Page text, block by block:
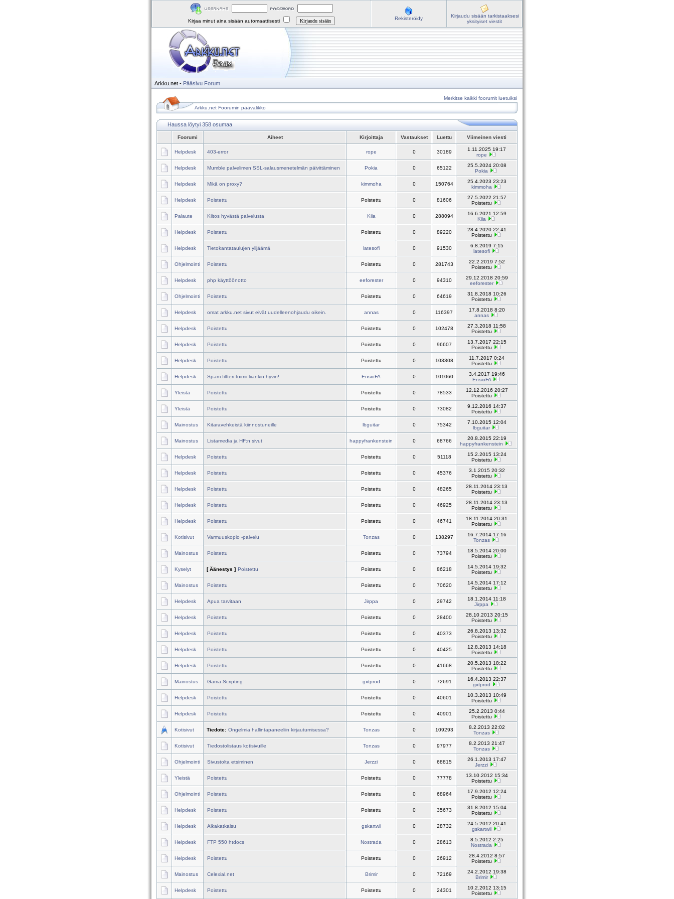
Kirjaa minut aina sisään automaattisesti Rekisteröidy
Kirjaudu sisään tarkistaaksesi
yksityiset viestit
Arkku.net - Pääsivu Forum
Merkitse kaikki foorumit luetuiksi
Arkku.net Foorumin päävalikko
Haussa löytyi 358 osumaa
Foorumi Aiheet Kirjoittaja Vastaukset Luettu Viimeinen viesti
Helpdesk 403-error rope 0 30189
1.11.2025 19:17
rope
Helpdesk Mumble palvelimen SSL-salausmenetelmän päivittäminen Pokia 0 65122
25.5.2024 20:08
Pokia
Helpdesk Mikä on proxy? kimmoha 0 150764
25.4.2023 23:23
kimmoha
Helpdesk Poistettu Poistettu 0 81606
27.5.2022 21:57
Poistettu
Palaute Kiitos hyvästä palvelusta Kiia 0 288094
16.6.2021 12:59
Kiia
Helpdesk Poistettu Poistettu 0 89220
28.4.2020 22:41
Poistettu
Helpdesk Tietokantataulujen ylijäämä latesofi 0 91530
6.8.2019 7:15
latesofi
Ohjelmointi Poistettu Poistettu 0 281743
22.2.2019 7:52
Poistettu
Helpdesk php käyttöönotto eeforester 0 94310
29.12.2018 20:59
eeforester
Ohjelmointi Poistettu Poistettu 0 64619
31.8.2018 10:26
Poistettu
Helpdesk omat arkku.net sivut eivät uudelleenohjaudu oikein. annas 0 116397
17.8.2018 8:20
annas
Helpdesk Poistettu Poistettu 0 102478
27.3.2018 11:58
Poistettu
Helpdesk Poistettu Poistettu 0 96607
13.7.2017 22:15
Poistettu
Helpdesk Poistettu Poistettu 0 103308
11.7.2017 0:24
Poistettu
Helpdesk Spam filtteri toimii liiankin hyvin! EnsioFA 0 101060
3.4.2017 19:46
EnsioFA
Yleistä Poistettu Poistettu 0 78533
12.12.2016 20:27
Poistettu
Yleistä Poistettu Poistettu 0 73082
9.12.2016 14:37
Poistettu
Mainostus Kitaravehkeistä kiinnostuneille lbguitar 0 75342
7.10.2015 12:04
lbguitar
Mainostus Listamedia ja HF:n sivut happyfrankenstein 0 68766
20.8.2015 22:19
happyfrankenstein
Helpdesk Poistettu Poistettu 0 51118
15.2.2015 13:24
Poistettu
Helpdesk Poistettu Poistettu 0 45376
3.1.2015 20:32
Poistettu
Helpdesk Poistettu Poistettu 0 48265
28.11.2014 23:13
Poistettu
Helpdesk Poistettu Poistettu 0 46925
28.11.2014 23:13
Poistettu
Helpdesk Poistettu Poistettu 0 46741
18.11.2014 20:31
Poistettu
Kotisivut Varmuuskopio -palvelu Tonzas 0 138297
16.7.2014 17:16
Tonzas
Mainostus Poistettu Poistettu 0 73794
18.5.2014 20:00
Poistettu
Kyselyt [ Äänestys ] Poistettu Poistettu 0 86218
14.5.2014 19:32
Poistettu
Mainostus Poistettu Poistettu 0 70620
14.5.2014 17:12
Poistettu
Helpdesk Apua tarvitaan Jirppa 0 29742
18.1.2014 11:18
Jirppa
Helpdesk Poistettu Poistettu 0 28400
28.10.2013 20:15
Poistettu
Helpdesk Poistettu Poistettu 0 40373
26.8.2013 13:32
Poistettu
Helpdesk Poistettu Poistettu 0 40425
12.8.2013 14:18
Poistettu
Helpdesk Poistettu Poistettu 0 41668
20.5.2013 18:22
Poistettu
Mainostus Gama Scripting gxtprod 0 72691
16.4.2013 22:37
gxtprod
Helpdesk Poistettu Poistettu 0 40601
10.3.2013 10:49
Poistettu
Helpdesk Poistettu Poistettu 0 40901
25.2.2013 0:44
Poistettu
Kotisivut Tiedote: Ongelmia hallintapaneeliin kirjautumisessa? Tonzas 0 109293
8.2.2013 22:02
Tonzas
Kotisivut Tiedostolistaus kotisivuille Tonzas 0 97977
8.2.2013 21:47
Tonzas
Ohjelmointi Sivustolta etsiminen Jerzzi 0 68815
26.1.2013 17:47
Jerzzi
Yleistä Poistettu Poistettu 0 77778
13.10.2012 15:34
Poistettu
Ohjelmointi Poistettu Poistettu 0 68964
17.9.2012 12:24
Poistettu
Helpdesk Poistettu Poistettu 0 35673
31.8.2012 15:04
Poistettu
Helpdesk Aikakatkaisu gskartwii 0 28732
24.5.2012 20:41
gskartwii
Helpdesk FTP 550 htdocs Nostrada 0 28613
8.5.2012 2:25
Nostrada
Helpdesk Poistettu Poistettu 0 26912
28.4.2012 8:57
Poistettu
Mainostus Celexial.net Brimir 0 72169
24.2.2012 19:38
Brimir
Helpdesk Poistettu Poistettu 0 24301
10.2.2012 13:15
Poistettu